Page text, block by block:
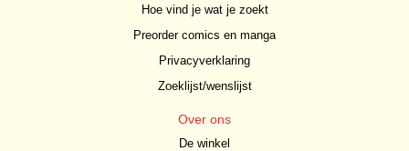
Hoe vind je wat je zoekt
Preorder comics en manga
Privacyverklaring
Zoeklijst/wenslijst
Over ons
De winkel